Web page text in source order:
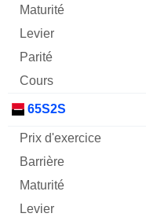
65S2S